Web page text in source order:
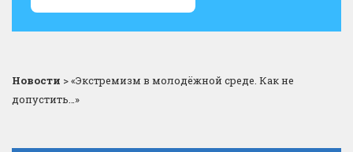
Новости >«Экстремизм в молодёжной среде. Как не
допустить…»